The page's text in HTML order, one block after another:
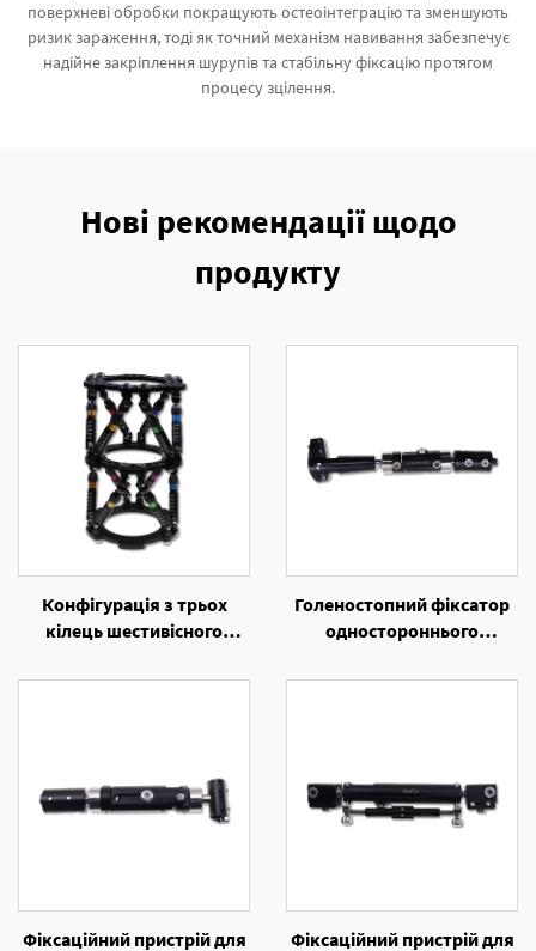
поверхневі обробки покращують остеоінтеграцію та зменшують
ризик зараження, тоді як точний механізм навивання забезпечує
надійне закріплення шурупів та стабільну фіксацію протягом
процесу зцілення.
Нові рекомендації щодо
продукту
Конфігурація з трьох
кілець шестивісного
екстернального
Голеностопний фіксатор
одностороннього
Фіксаційний пристрій для
Фіксаційний пристрій для